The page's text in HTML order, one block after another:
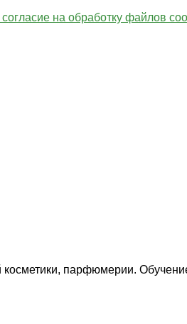
согласие на обработку файлов
парфюмерии.